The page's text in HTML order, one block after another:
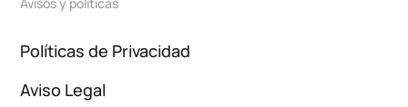
Políticas de Privacidad
Aviso Legal